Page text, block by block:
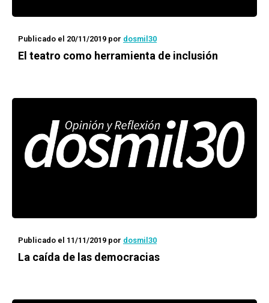
Publicado el 20/11/2019 por dosmil30
El teatro como herramienta de inclusión
Publicado el 11/11/2019 por dosmil30
La caída de las democracias